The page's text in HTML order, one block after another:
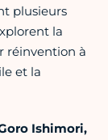
plusieurs
la
réinvention à
et la
Ishimori,